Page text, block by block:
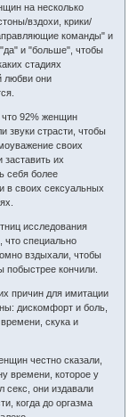
на несколько
вздохи, крики/
команды" и
и "больше", чтобы
стадиях
любви они
что 92% женщин
звуки страсти, чтобы
своих
заставить их
себя более
в своих сексуальных
исследования
что специально
вздыхали, чтобы
побыстрее кончили.
причин для имитации
дискомфорт и боль,
времени, скука и
честно сказали,
времени, которое у
секс, они издавали
когда до оргазма